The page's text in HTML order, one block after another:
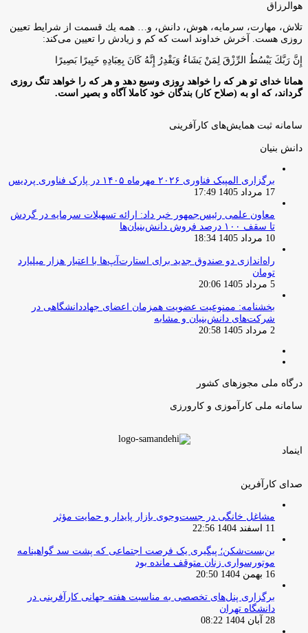
هوالرزاق
تلاش، مهارت، سرمايه، هوش، دانش، و… همه يك قسمت از شرايط تعيين
روزى هست. آخرش خداوند است كه كم و زيادش را تعيين مى‌كند:
إِنَّ رَبَّكَ يَبْسُطُ الرِّزْقَ لِمَنْ يَشَاءُ وَيَقْدِرُ إِنَّهُ كَانَ بِعِبَادِهِ خَبِيرًا بَصِيرًا
همانا خدای تو هر که را خواهد روزی وسیع دهد و هر که را خواهد تنگ روزی
گرداند، که او به (صلاح کار) بندگان خود کاملا آگاه و بصیر است.
سامانه ثبت همایش‌های کارآفرینی
دانش‌ بنیان‌
برگزاری المپیک فناوری ۲۰۲۶ مهرماه ۱۴۰۵ در پارک فناوری پردیس
17 مرداد 1405 17:49
معاون علمی رئیس‌جمهور خبر داد: ارائه تسهیلات سرمایه در گردش
تا سقف ۱۰۰ درصد فروش دانش‌بنیان‌ها
10 مرداد 1405 18:34
راه‌اندازی دو صندوق جدید برای استارت‌آپ‌ها با اعتبار هزار میلیارد
تومان
5 مرداد 1405 20:06
بخشنامه: ممنوعیت عضویت همزمان اعضای جهاددانشگاهی در
شرکت‌های دانش‌بنیان و مشابه
2 مرداد 1405 20:58
درگاه ملی مجوزهای کشور
سامانه ملی کارآموزی و کارورزی
اینماد
صدای کارآفرین
مشاغل خانگی در جست‌وجوی بازار پایدار و حمایت مؤثر
11 اسفند 1404 22:56
بن‌بست‌شکن؛ پیگیری یک فرصت اجتماعی که پشت سد گواهینامه
موتورسواری زنان متوقف مانده بود
16 بهمن 1404 20:50
برگزاری پنل‌های تخصصی به مناسبت هفته جهانی کارآفرینی در
دانشگاه تهران
28 آبان 1404 08:22